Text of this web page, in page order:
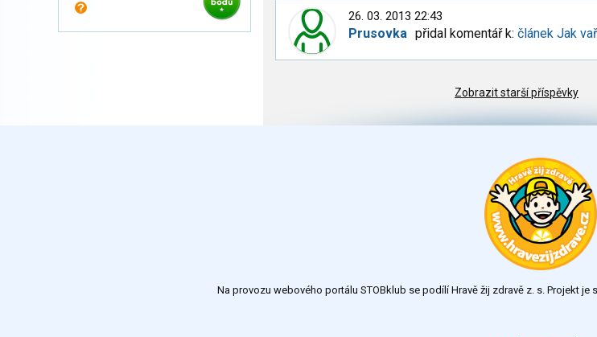
26. 03. 2013 22:43
Prusovka přidal komentář k:článek Jak
Zobrazit starší příspěvky
Na provozu webového portálu STOBklub se podílí Hravě žij zdravě z. s. Projekt